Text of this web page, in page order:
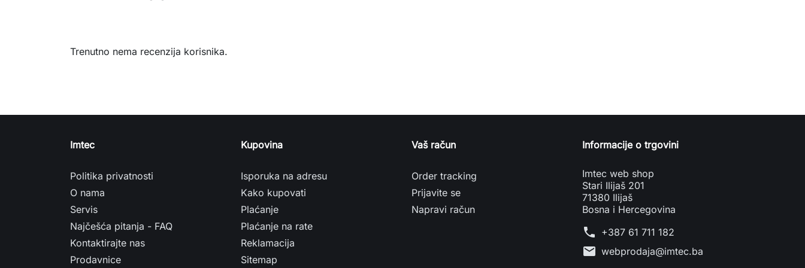
Trenutno nema recenzija korisnika.
Imtec
Politika privatnosti
O nama
Servis
Najčešća pitanja - FAQ
Kontaktirajte nas
Prodavnice
Kupovina
Isporuka na adresu
Kako kupovati
Plaćanje
Plaćanje na rate
Reklamacija
Sitemap
Vaš račun
Order tracking
Prijavite se
Napravi račun
Informacije o trgovini
Imtec web shop
Stari Ilijaš 201
71380 Ilijaš
Bosna i Hercegovina
phone +387 61 711 182
mail webprodaja@imtec.ba